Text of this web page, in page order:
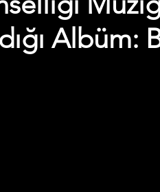
Albüm: